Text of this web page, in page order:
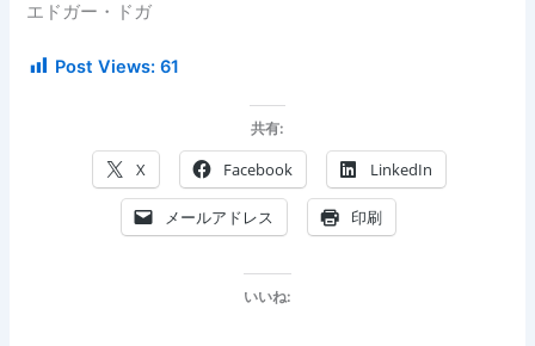
エドガー・ドガ
Post Views: 61
共有:
X Facebook LinkedIn
メールアドレス 印刷
いいね: